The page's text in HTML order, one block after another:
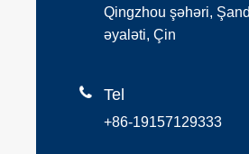
Qingzhou şəhəri,
əyaləti, Çin
 Tel
+86-19157129333